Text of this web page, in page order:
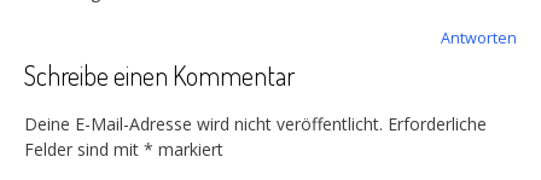
Antworten
Schreibe einen Kommentar
Deine E-Mail-Adresse wird nicht veröffentlicht. Erforderliche
Felder sind mit * markiert